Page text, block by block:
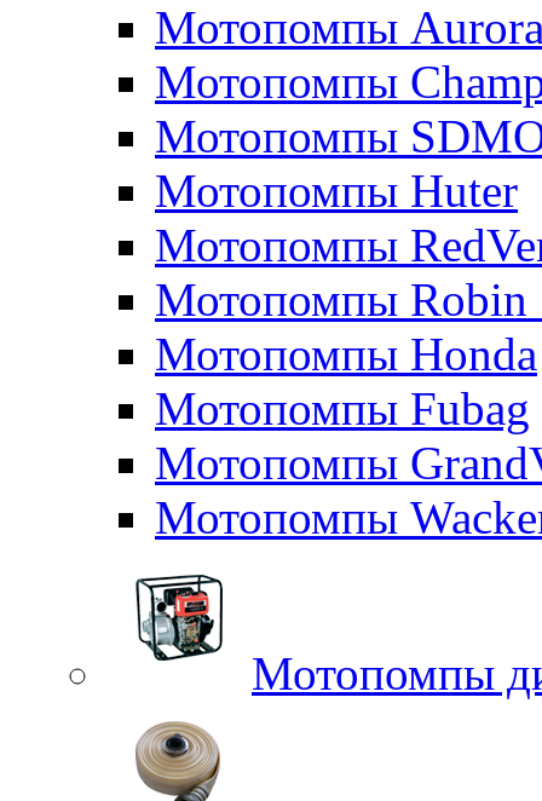
Мотопомпы
Мотопомпы
Мотопомпы
Мотопомпы Huter
Мотопомпы
Мотопомпы Robin
Мотопомпы Honda
Мотопомпы Fubag
Мотопомпы
Мотопомпы
Мотопомпы